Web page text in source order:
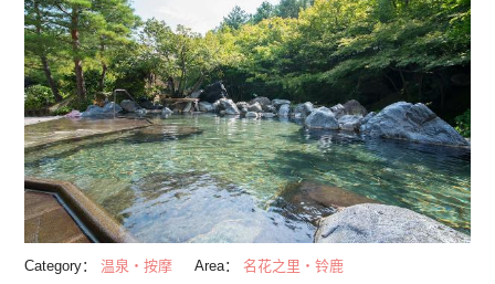
的地方。
Category： 温泉・按摩 Area： 名花之里・铃鹿